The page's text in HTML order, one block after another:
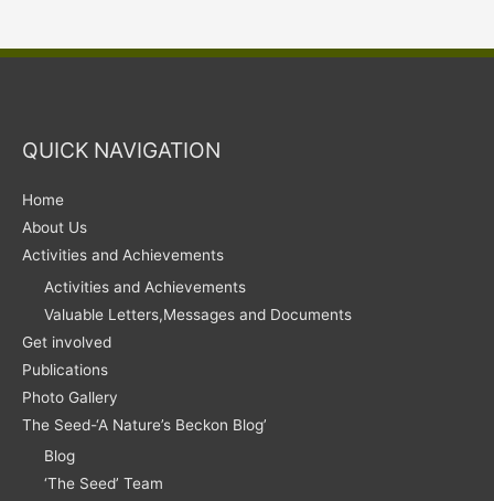
QUICK NAVIGATION
Home
About Us
Activities and Achievements
Activities and Achievements
Valuable Letters,Messages and Documents
Get involved
Publications
Photo Gallery
The Seed-‘A Nature’s Beckon Blog’
Blog
‘The Seed’ Team